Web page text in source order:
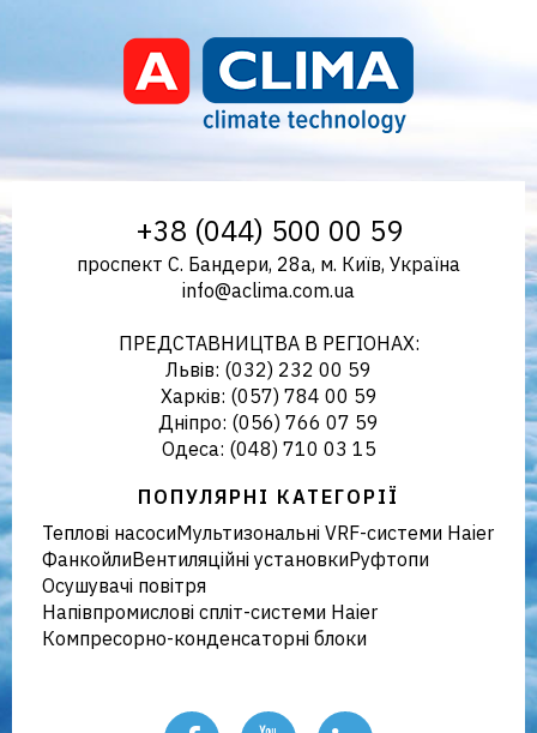
Україні
+38 (044) 500 00 59
проспект С. Бандери, 28а, м. Київ, Україна
info@aclima.com.ua
ПРЕДСТАВНИЦТВА В РЕГІОНАХ:
Львів: (032) 232 00 59
Харків: (057) 784 00 59
Дніпро: (056) 766 07 59
Одеса: (048) 710 03 15
ПОПУЛЯРНІ КАТЕГОРІЇ
Теплові насосиМультизональні VRF-системи Haier
ФанкойлиВентиляційні установкиРуфтопи
Осушувачі повітря
Напівпромислові спліт-системи Haier
Компресорно-конденсаторні блоки